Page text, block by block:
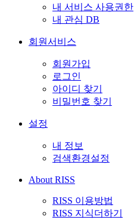
내 서비스 사용권한
내 관심 DB
회원서비스
회원가입
로그인
아이디 찾기
비밀번호 찾기
설정
내 정보
검색환경설정
About RISS
RISS 이용방법
RISS 지식더하기